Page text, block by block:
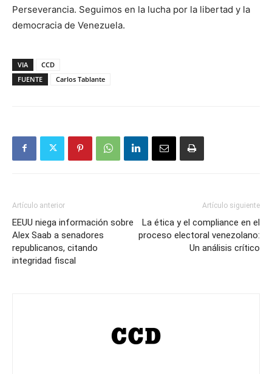
Perseverancia. Seguimos en la lucha por la libertad y la
democracia de Venezuela.
VIA
CCD
FUENTE
Carlos Tablante
Artículo anterior
EEUU niega información sobre
Alex Saab a senadores
republicanos, citando
integridad fiscal
Artículo siguiente
La ética y el compliance en el
proceso electoral venezolano:
Un análisis crítico